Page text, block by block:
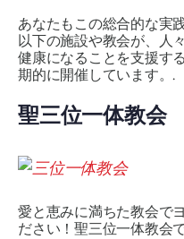
あなたもこの総合的な実
以下の施設や教会が、人
健康になることを支援す
期的に開催しています。.
聖三位一体教会
愛と恵みに満ちた教会で
ださい！聖三位一体教会